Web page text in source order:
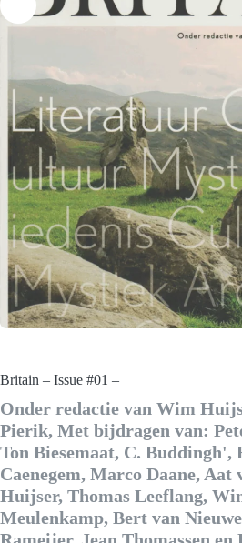
Britain – Issue #01 –
Onder redactie van Wim
Pierik, Met bijdragen van:
Ton Biesemaat, C. Buddingh',
Caenegem, Marco Daane,
Huijser, Thomas Leeflang,
Meulenkamp, Bert van
Rameijer, Jean Thomassen en